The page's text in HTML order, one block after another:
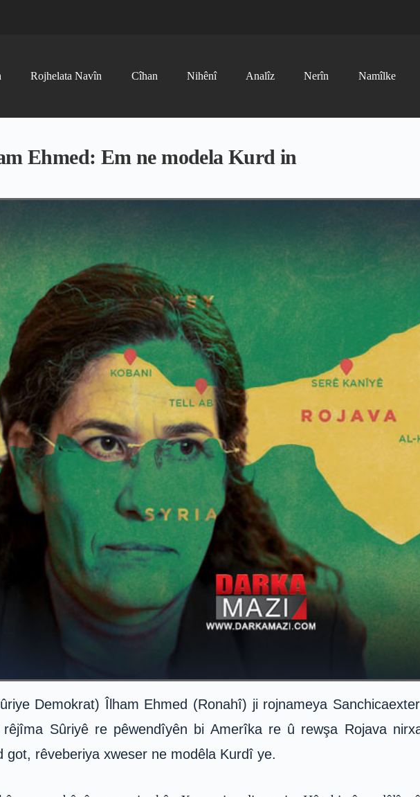
Rojhelata Navîn Cîhan Nihênî Analîz Nerîn Namîlke
Ehmed: Em ne modela Kurd in
Demokrat) Îlham Ehmed (Ronahî) ji rojnameya
Sûriyê re pêwendîyên bi Amerîka re û rewşa Rojava
got, rêveberiya xweser ne modêla Kurdî ye.